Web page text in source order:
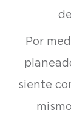
Por
siente